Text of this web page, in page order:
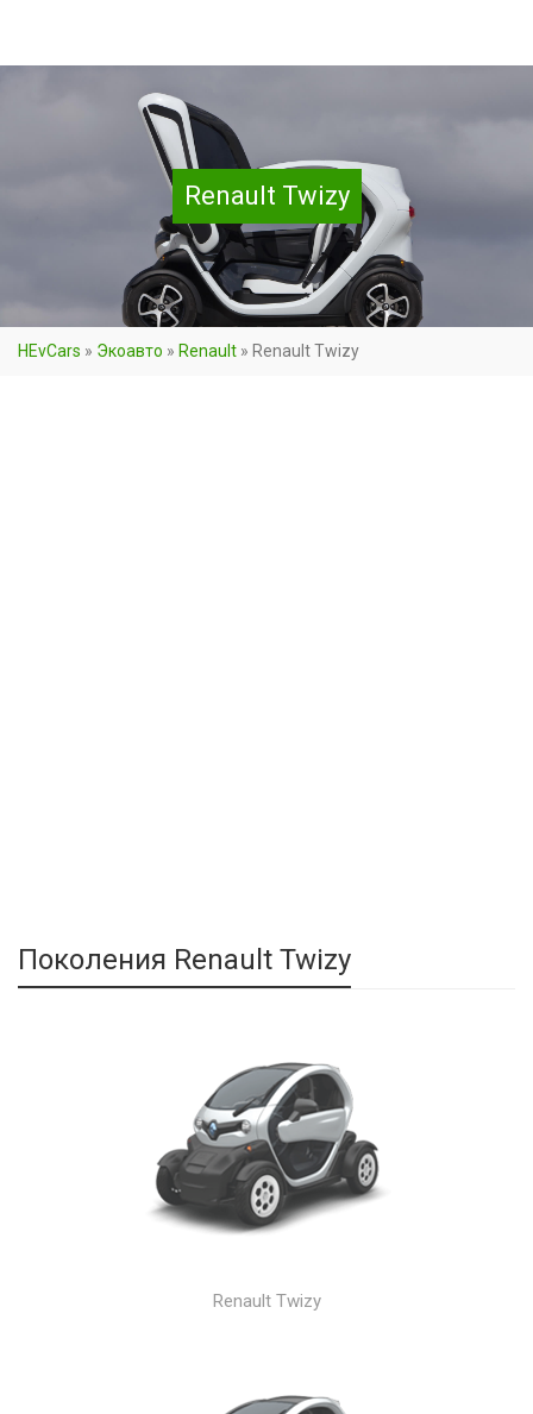
Renault Twizy
HEvCars » Экоавто » Renault » Renault Twizy
Поколения Renault Twizy
Renault Twizy